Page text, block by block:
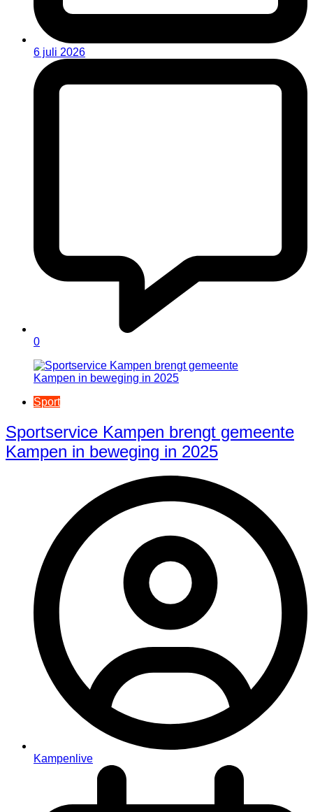
6 juli 2026
0
Sport
Sportservice Kampen brengt gemeente
Kampen in beweging in 2025
Kampenlive